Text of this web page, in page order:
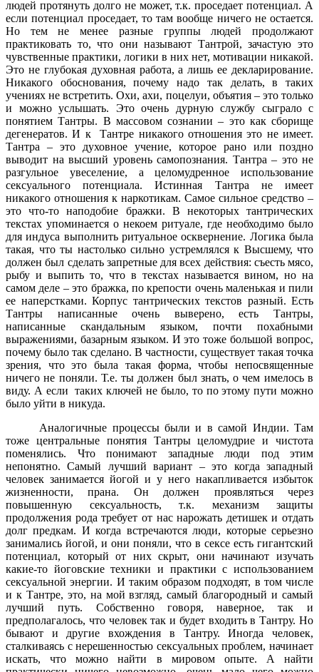
людей протянуть долго не может, т.к. проседает потенциал. А
если потенциал проседает, то там вообще ничего не остается.
Но тем не менее разные группы людей продолжают
практиковать то, что они называют Тантрой, зачастую это
чувственные практики, логики в них нет, мотивации никакой.
Это не глубокая духовная работа, а лишь ее декларирование.
Никакого обоснования, почему надо так делать, в таких
учениях не встретить. Охи, ахи, поцелуи, объятия – это только
и можно услышать. Это очень дурную службу сыграло с
понятием Тантры. В массовом сознании – это как сборище
дегенератов. И к
Тантре никакого отношения это не имеет.
Тантра – это духовное учение, которое рано или поздно
выводит на высший уровень самопознания. Тантра – это не
разгульное увеселение, а целомудренное использование
сексуального потенциала. Истинная Тантра не имеет
никакого отношения к наркотикам. Самое сильное средство –
это что-то наподобие бражки. В некоторых тантрических
текстах упоминается о некоем ритуале, где необходимо было
для индуса выполнить ритуальное осквернение. Логика была
такая, что ты настолько сильно устремлялся к Высшему, что
должен был сделать запретные для всех действия: съесть мясо,
рыбу и выпить то, что в текстах называется вином, но на
самом деле – это бражка, по крепости очень маленькая и пили
ее наперстками. Корпус тантрических текстов разный. Есть
Тантры написанные очень выверено, есть Тантры,
написанные скандальным языком, почти похабными
выражениями, базарным языком. И это тоже большой вопрос,
почему было так сделано. В частности, существует такая точка
зрения, что это была такая форма, чтобы непосвященные
ничего не поняли. Т.е. ты должен был знать, о чем имелось в
виду. А если
таких ключей не было, то по этому пути можно
было уйти в никуда.
Аналогичные процессы были и в самой Индии. Там
тоже центральные понятия Тантры целомудрие и чистота
поменялись. Что понимают западные люди под этим
непонятно. Самый лучший вариант – это когда западный
человек занимается йогой и у него накапливается избыток
жизненности, прана. Он должен проявляться через
повышенную сексуальность, т.к. механизм защиты
продолжения рода требует от нас нарожать детишек и отдать
долг предкам. И когда встречаются люди, которые серьезно
занимались йогой, и они поняли, что в сексе есть гигантский
потенциал, который от них скрыт, они начинают изучать
какие-то йоговские техники и практики с использованием
сексуальной энергии. И таким образом подходят, в том числе
и к Тантре, это, на мой взгляд, самый благородный и самый
лучший путь. Собственно говоря, наверное, так и
предполагалось, что человек так и будет входить в Тантру. Но
бывают и другие вхождения в Тантру. Иногда человек,
сталкиваясь с нерешенностью сексуальных проблем, начинает
искать, что можно найти в мировом опыте. А найти